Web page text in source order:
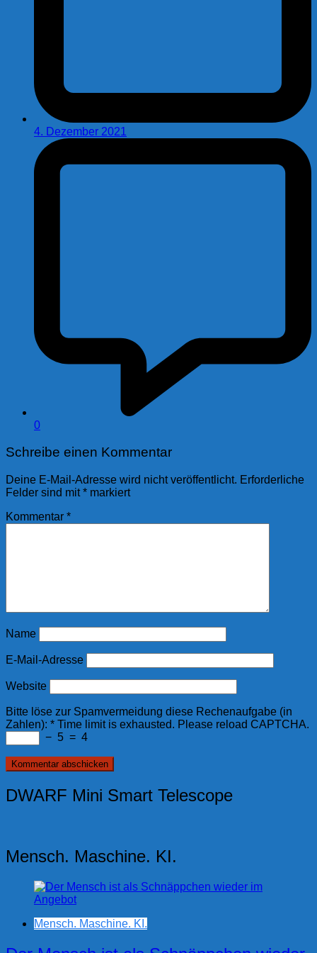
4. Dezember 2021
0
Schreibe einen Kommentar
Deine E-Mail-Adresse wird nicht veröffentlicht. Erforderliche
Felder sind mit* markiert
Kommentar *
Name
E-Mail-Adresse
Website
Bitte löse zur Spamvermeidung diese Rechenaufgabe (in
Zahlen): * Time limit is exhausted. Please reload CAPTCHA.
− 5 = 4
DWARF Mini Smart Telescope
Mensch. Maschine. KI.
Mensch. Maschine. KI.